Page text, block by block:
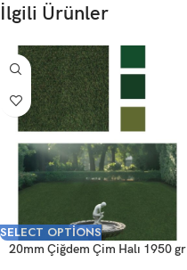
İlgili Ürünler
SELECT OPTIONS
20mm Çiğdem Çim Halı 1950 gr